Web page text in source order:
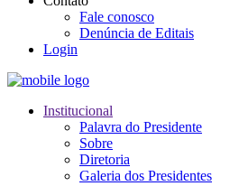
Fale conosco
Denúncia de Editais
Login
Institucional
Palavra do Presidente
Sobre
Diretoria
Galeria dos Presidentes